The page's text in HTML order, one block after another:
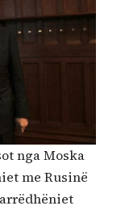
nga Moska
me Rusinë